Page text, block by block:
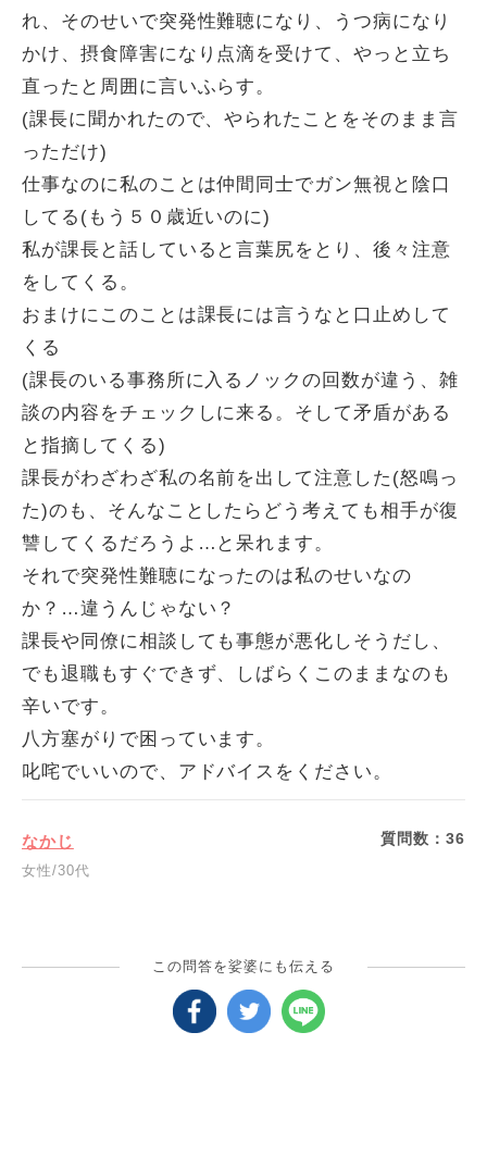
れ、そのせいで突発性難聴になり、うつ病になり
かけ、摂食障害になり点滴を受けて、やっと立ち
直ったと周囲に言いふらす。
(課長に聞かれたので、やられたことをそのまま言
っただけ)
仕事なのに私のことは仲間同士でガン無視と陰口
してる(もう５０歳近いのに)
私が課長と話していると言葉尻をとり、後々注意
をしてくる。
おまけにこのことは課長には言うなと口止めして
くる
(課長のいる事務所に入るノックの回数が違う、雑
談の内容をチェックしに来る。そして矛盾がある
と指摘してくる)
課長がわざわざ私の名前を出して注意した(怒鳴っ
た)のも、そんなことしたらどう考えても相手が復
讐してくるだろうよ…と呆れます。
それで突発性難聴になったのは私のせいなの
か？…違うんじゃない？
課長や同僚に相談しても事態が悪化しそうだし、
でも退職もすぐできず、しばらくこのままなのも
辛いです。
八方塞がりで困っています。
叱咤でいいので、アドバイスをください。
なかじ
女性/30代
質問数：36
この問答を娑婆にも伝える